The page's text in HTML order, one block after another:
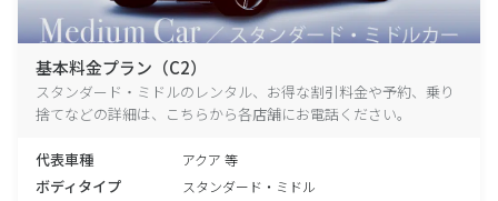
基本料金プラン（C2）
スタンダード・ミドルのレンタル、お得な割引料金や予約、乗り
捨てなどの詳細は、こちらから各店舗にお電話ください。
代表車種 アクア 等
ボディタイプ スタンダード・ミドル